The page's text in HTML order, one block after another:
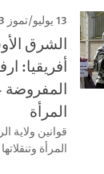
13 يوليو/تموز 2023
الشرق
أفريقيا:
المفروضة
المرأة
قوانين ولاية
المرأة